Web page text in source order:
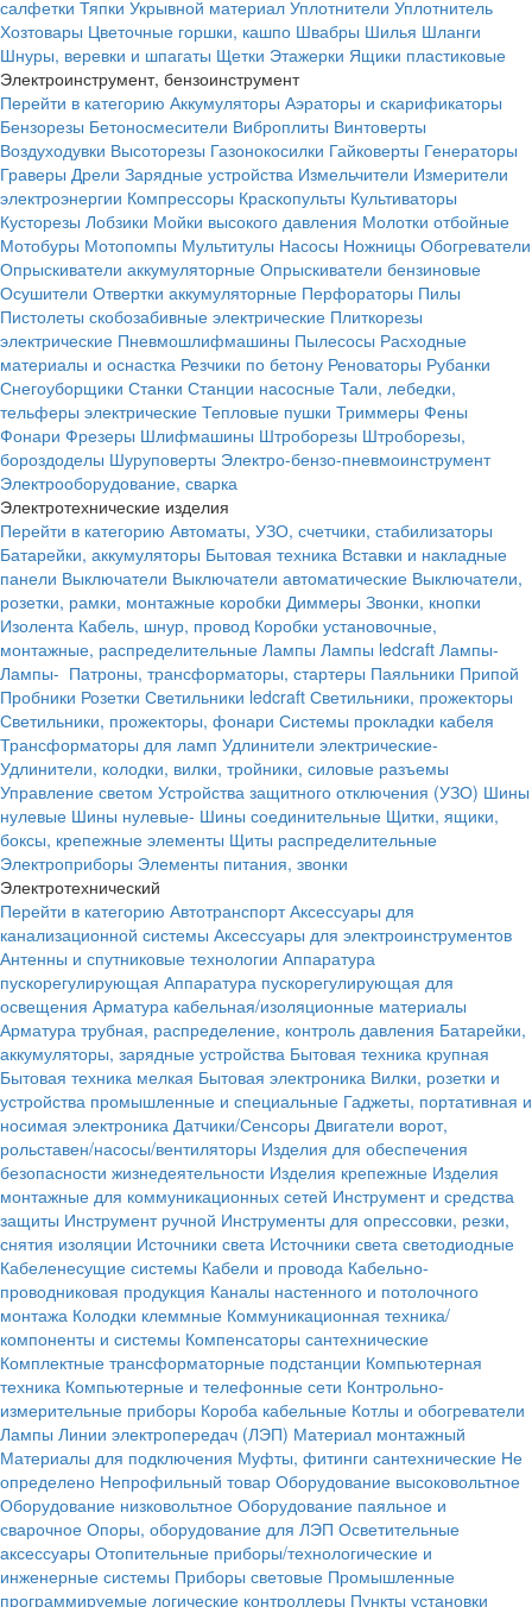
салфетки Тяпки Укрывной материал Уплотнители Уплотнитель
Хозтовары Цветочные горшки, кашпо Швабры Шилья Шланги
Шнуры, веревки и шпагаты Щетки Этажерки Ящики пластиковые
Электроинструмент, бензоинструмент
Перейти в категорию Аккумуляторы Аэраторы и скарификаторы
Бензорезы Бетоносмесители Виброплиты Винтоверты
Воздуходувки Высоторезы Газонокосилки Гайковерты Генераторы
Граверы Дрели Зарядные устройства Измельчители Измерители
электроэнергии Компрессоры Краскопульты Культиваторы
Кусторезы Лобзики Мойки высокого давления Молотки отбойные
Мотобуры Мотопомпы Мультитулы Насосы Ножницы Обогреватели
Опрыскиватели аккумуляторные Опрыскиватели бензиновые
Осушители Отвертки аккумуляторные Перфораторы Пилы
Пистолеты скобозабивные электрические Плиткорезы
электрические Пневмошлифмашины Пылесосы Расходные
материалы и оснастка Резчики по бетону Реноваторы Рубанки
Снегоуборщики Станки Станции насосные Тали, лебедки,
тельферы электрические Тепловые пушки Триммеры Фены
Фонари Фрезеры Шлифмашины Штроборезы Штроборезы,
бороздоделы Шуруповерты Электро-бензо-пневмоинструмент
Электрооборудование, сварка
Электротехнические изделия
Перейти в категорию Автоматы, УЗО, счетчики, стабилизаторы
Батарейки, аккумуляторы Бытовая техника Вставки и накладные
панели Выключатели Выключатели автоматические Выключатели,
розетки, рамки, монтажные коробки Диммеры Звонки, кнопки
Изолента Кабель, шнур, провод Коробки установочные,
монтажные, распределительные Лампы Лампы ledcraft Лампы-
Лампы- Патроны, трансформаторы, стартеры Паяльники Припой
Пробники Розетки Светильники ledcraft Светильники, прожекторы
Светильники, прожекторы, фонари Системы прокладки кабеля
Трансформаторы для ламп Удлинители электрические-
Удлинители, колодки, вилки, тройники, силовые разъемы
Управление светом Устройства защитного отключения (УЗО) Шины
нулевые Шины нулевые- Шины соединительные Щитки, ящики,
боксы, крепежные элементы Щиты распределительные
Электроприборы Элементы питания, звонки
Электротехнический
Перейти в категорию Автотранспорт Аксессуары для
канализационной системы Аксессуары для электроинструментов
Антенны и спутниковые технологии Аппаратура
пускорегулирующая Аппаратура пускорегулирующая для
освещения Арматура кабельная/изоляционные материалы
Арматура трубная, распределение, контроль давления Батарейки,
аккумуляторы, зарядные устройства Бытовая техника крупная
Бытовая техника мелкая Бытовая электроника Вилки, розетки и
устройства промышленные и специальные Гаджеты, портативная и
носимая электроника Датчики/Сенсоры Двигатели ворот,
рольставен/насосы/вентиляторы Изделия для обеспечения
безопасности жизнедеятельности Изделия крепежные Изделия
монтажные для коммуникационных сетей Инструмент и средства
защиты Инструмент ручной Инструменты для опрессовки, резки,
снятия изоляции Источники света Источники света светодиодные
Кабеленесущие системы Кабели и провода Кабельно-
проводниковая продукция Каналы настенного и потолочного
монтажа Колодки клеммные Коммуникационная техника/
компоненты и системы Компенсаторы сантехнические
Комплектные трансформаторные подстанции Компьютерная
техника Компьютерные и телефонные сети Контрольно-
измерительные приборы Короба кабельные Котлы и обогреватели
Лампы Линии электропередач (ЛЭП) Материал монтажный
Материалы для подключения Муфты, фитинги сантехнические Не
определено Непрофильный товар Оборудование высоковольтное
Оборудование низковольтное Оборудование паяльное и
сварочное Опоры, оборудование для ЛЭП Осветительные
аксессуары Отопительные приборы/технологические и
инженерные системы Приборы световые Промышленные
программируемые логические контроллеры Пункты установки